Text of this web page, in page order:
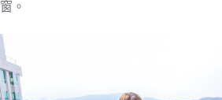
窗。